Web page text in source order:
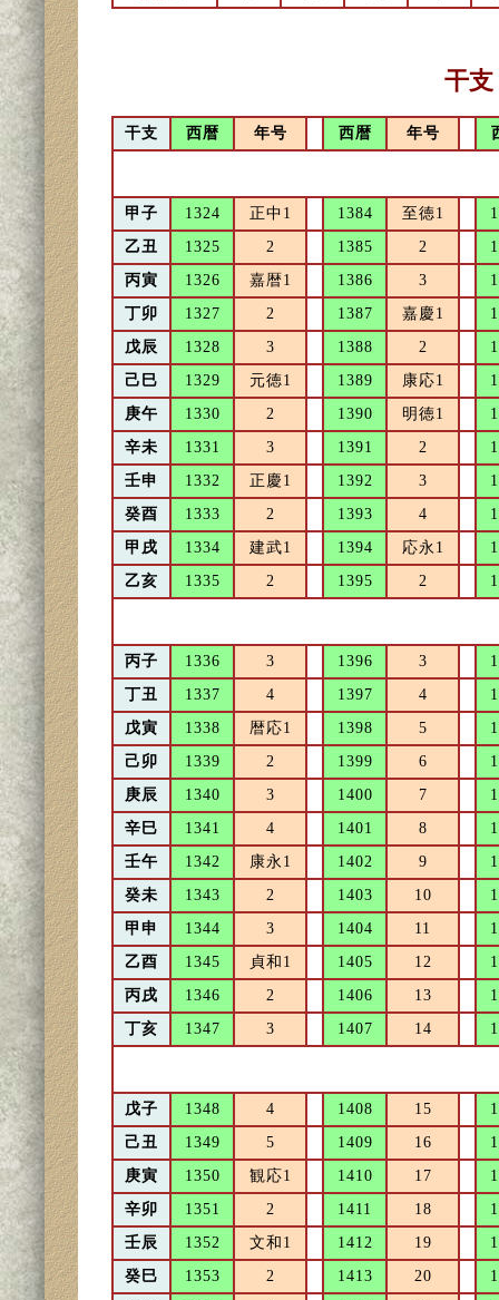
干
干支 西暦 年号 西暦 年号
甲子 1324 正中1 1384 至徳1
乙丑
1325 2 1385 2
丙寅
1326 嘉暦1 1386 3
丁卯
1327 2 1387 嘉慶1
戊辰
1328 3 1388 2
己巳
1329 元徳1 1389 康応1
庚午
1330 2 1390 明徳1
辛未
1331 3 1391 2
壬申
1332 正慶1 1392 3
癸酉
1333 2 1393 4
甲戌
1334 建武1 1394 応永1
乙亥
1335 2 1395 2
丙子 1336 3 1396 3
丁丑
1337 4 1397 4
戊寅
1338 暦応1 1398 5
己卯
1339 2 1399 6
庚辰
1340 3 1400 7
辛巳
1341 4 1401 8
壬午
1342 康永1 1402 9
癸未
1343 2 1403 10
甲申
1344 3 1404 11
乙酉
1345 貞和1 1405 12
丙戌
1346 2 1406 13
丁亥
1347 3 1407 14
戊子 1348 4 1408 15
己丑
1349 5 1409 16
庚寅
1350 観応1 1410 17
辛卯
1351 2 1411 18
壬辰
1352 文和1 1412 19
癸巳
1353 2 1413 20